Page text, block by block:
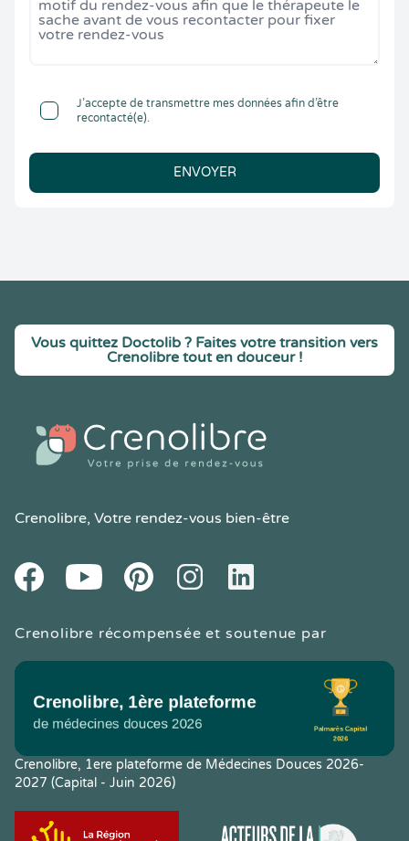
J’accepte de transmettre mes données afin d’être
recontacté(e).
ENVOYER
Vous quittez Doctolib ? Faites votre transition vers
Crenolibre tout en douceur !
Crenolibre, Votre rendez-vous bien-être
FacebookYoutube PinteresetInstagramLinkedIn
Crenolibre récompensée et soutenue par
Crenolibre, 1ere plateforme de Médecines Douces 2026-
2027 (Capital - Juin 2026)